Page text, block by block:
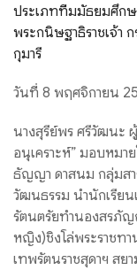
ประเภททีมมัธยมศึกษ
พระกนิษฐาธิราชเจ้า
กุมารี
วันที่ 8 พฤศจิกายน
นางสุรีย์พร ศรีวัฒนะ
อนุเคราะห์” มอบหมา
ธัญญา ดาสนม กลุ่มส
วัฒนธรรม นำนักเรียน
รัตนตรัยทำนองสรภั
หญิง)ชิงโล่พระราชทา
เทพรัตนราชสุดาฯ สย